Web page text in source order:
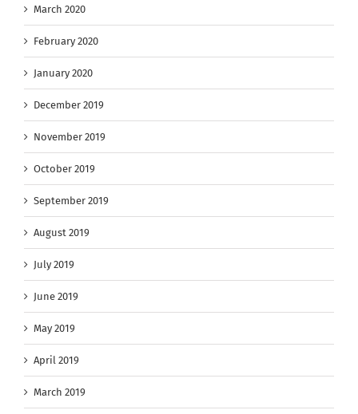
March 2020
February 2020
January 2020
December 2019
November 2019
October 2019
September 2019
August 2019
July 2019
June 2019
May 2019
April 2019
March 2019